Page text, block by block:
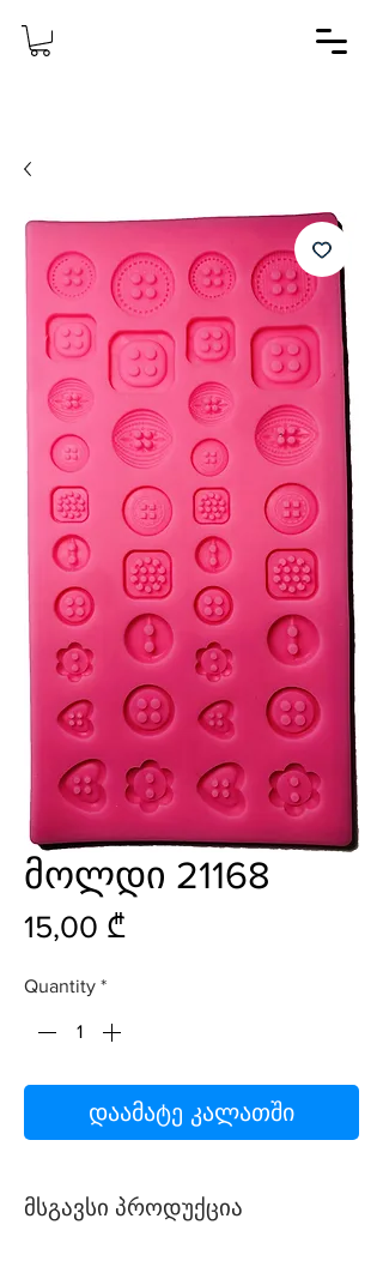
მოლდი 21168
15,00 ₾
Quantity *
დაამატე კალათში
მსგავსი პროდუქცია